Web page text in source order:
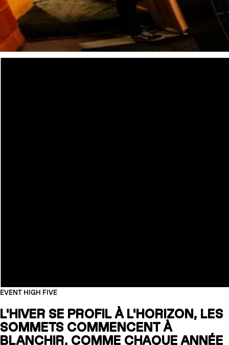
EVENT HIGH FIVE
L'HIVER SE PROFIL À L'HORIZON, LES
SOMMETS COMMENCENT À
BLANCHIR, COMME CHAQUE ANNÉE